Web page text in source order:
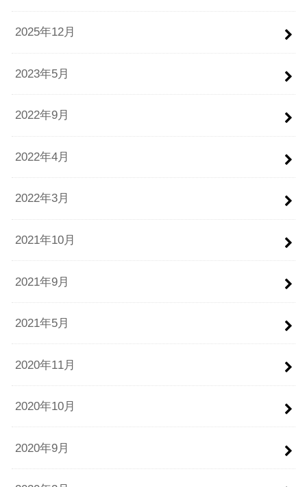
2025年12月
2023年5月
2022年9月
2022年4月
2022年3月
2021年10月
2021年9月
2021年5月
2020年11月
2020年10月
2020年9月